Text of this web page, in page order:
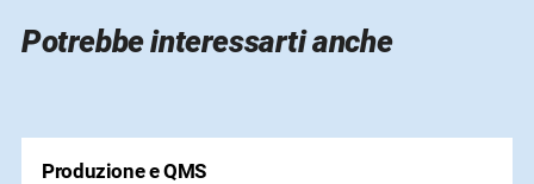
Potrebbe interessarti anche
Produzione e QMS